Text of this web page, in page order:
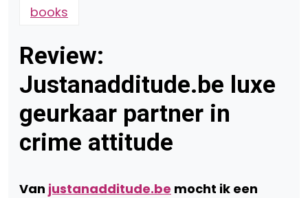
books
Review:
Justanadditude.be luxe
geurkaar partner in
crime attitude
Van justanadditude.be mocht ik een